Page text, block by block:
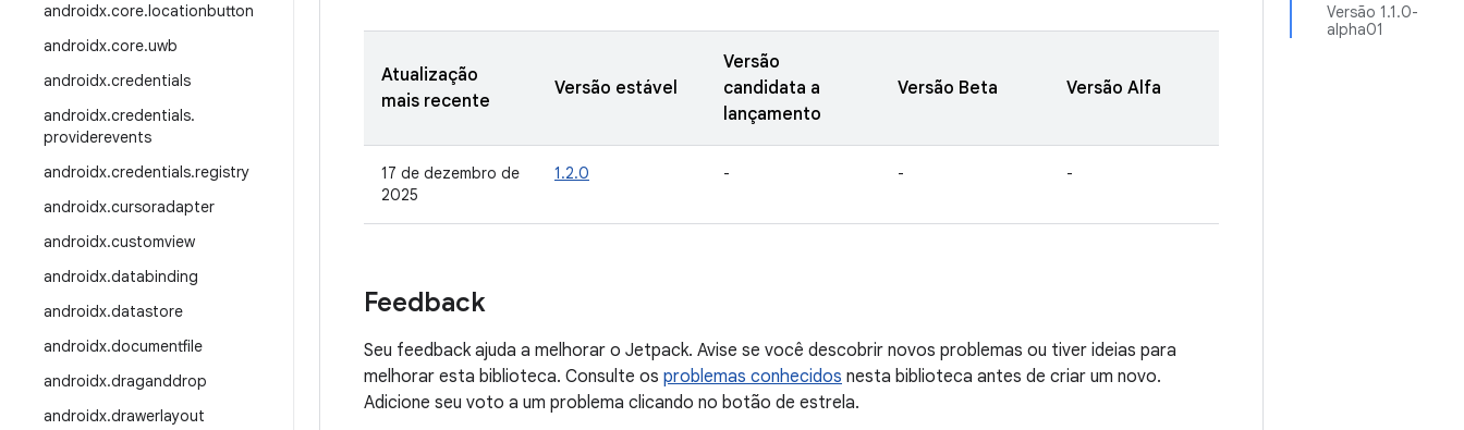
androidx.core.locationbutton
androidx.core.uwb
androidx.credentials
androidx.credentials.
providerevents
androidx.credentials.registry
androidx.cursoradapter
androidx.customview
androidx.databinding
androidx.datastore
androidx.documentfile
androidx.draganddrop
androidx.drawerlayout
Versão 1.1.0-
alpha01
Atualização
mais recente
Versão estável
Versão
candidata a
lançamento
Versão Beta Versão Alfa
17 de dezembro de
2025
1.2.0 - - -
Feedback
Seu feedback ajuda a melhorar o Jetpack. Avise se você descobrir novos problemas ou tiver ideias para
melhorar esta biblioteca. Consulte os problemas conhecidos nesta biblioteca antes de criar um novo.
Adicione seu voto a um problema clicando no botão de estrela.